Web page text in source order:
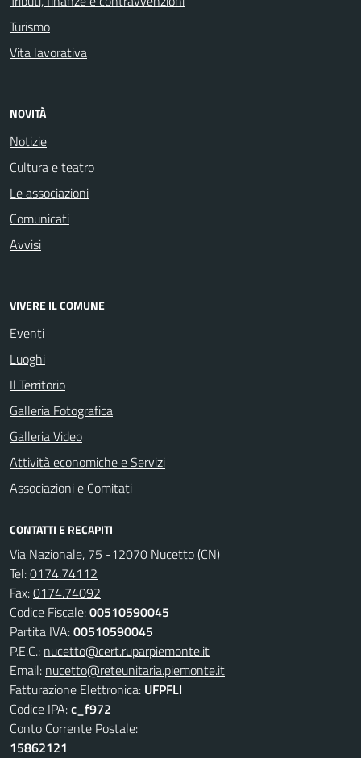
Turismo
Vita lavorativa
NOVITÀ
Notizie
Cultura e teatro
Le associazioni
Comunicati
Avvisi
VIVERE IL COMUNE
Eventi
Luoghi
Il Territorio
Galleria Fotografica
Galleria Video
Attività economiche e Servizi
Associazioni e Comitati
CONTATTI E RECAPITI
Via Nazionale, 75 -12070 Nucetto (CN)
Tel:0174.74112
Fax:0174.74092
Codice Fiscale:00510590045
Partita IVA:00510590045
P.E.C.: nucetto@cert.ruparpiemonte.it
Email: nucetto@reteunitaria.piemonte.it
Fatturazione Elettronica: UFPFLI
Codice IPA:c_f972
Conto Corrente Postale:
15862121